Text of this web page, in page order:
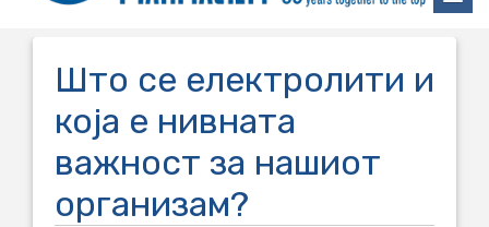
Што се електролити и
која е нивната
важност за нашиот
организам?